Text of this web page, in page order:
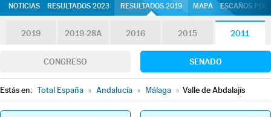
NOTICIAS RESULTADOS 2023 RESULTADOS 2019 MAPA ESCAÑOS
2019 2019-28A 2016 2015 2011
CONGRESO SENADO
Estás en: Total España » Andalucía » Málaga » Valle de Abdalajís